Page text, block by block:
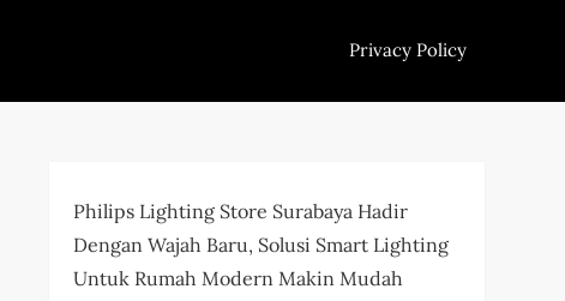
Privacy Policy
Philips Lighting Store Surabaya Hadir
Dengan Wajah Baru, Solusi Smart Lighting
Untuk Rumah Modern Makin Mudah